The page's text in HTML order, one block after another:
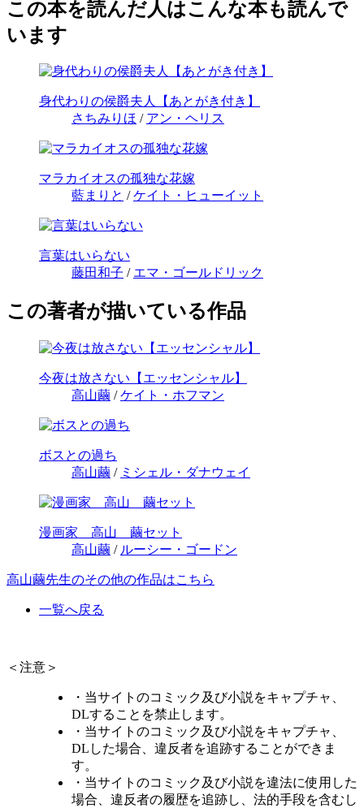
この本を読んだ人はこんな本も読んで
います
身代わりの侯爵夫人【あとがき付き】
さちみりほ / アン・ヘリス
マラカイオスの孤独な花嫁
藍まりと /ケイト・ヒューイット
言葉はいらない
藤田和子 / エマ・ゴールドリック
この著者が描いている作品
今夜は放さない【エッセンシャル】
高山繭 /ケイト・ホフマン
ボスとの過ち
高山繭 / ミシェル・ダナウェイ
漫画家 高山 繭セット
高山繭 / ルーシー・ゴードン
高山繭先生のその他の作品はこちら
一覧へ戻る
＜注意＞
・当サイトのコミック及び小説をキャプチャ、
DLすることを禁止します。
・当サイトのコミック及び小説をキャプチャ、
DLした場合、違反者を追跡することができま
す。
・当サイトのコミック及び小説を違法に使用した
場合、違反者の履歴を追跡し、法的手段を含むし